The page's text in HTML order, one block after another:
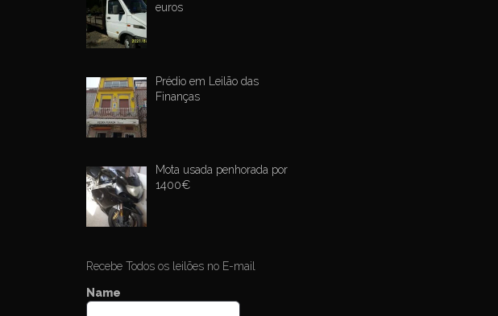
euros
Prédio em Leilão das
Finanças
Mota usada penhorada por
1400€
Recebe Todos os leilões no E-mail
Name